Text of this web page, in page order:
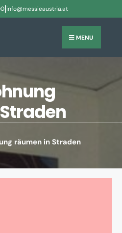
|info@messieaustria.at
MENU
räumen in Straden